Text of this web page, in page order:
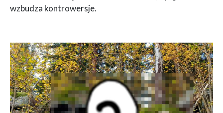
wzbudza kontrowersje.